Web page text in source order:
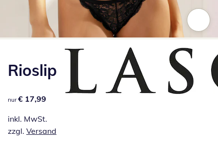
Rioslip
€ 17,99
nur € 17,99
inkl. MwSt.
zzgl. Versand